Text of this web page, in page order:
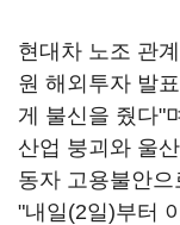
현대차 노조 관
원 해외투자 발
게 불신을 줬다"
산업 붕괴와 울
동자 고용불안
"내일(2일)부터